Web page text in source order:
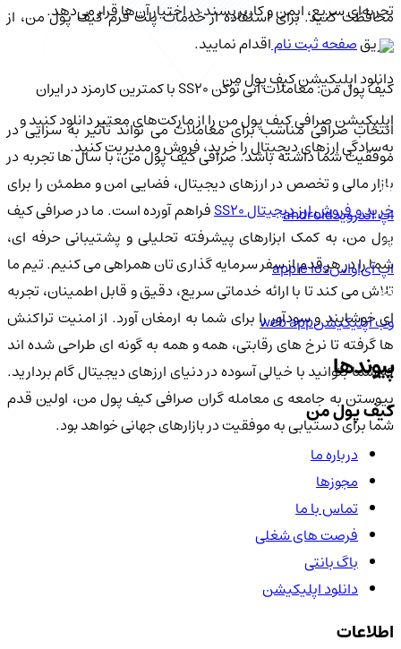
محافظت کنید. برای استفاده از خدمات پلت فرم کیف پول من، از
طریقصفحه ثبت ناماقدام نمایید.
کیف پول من: معاملات آنی توکن SS20 با کمترین کارمزد در ایران
انتخاب صرافی مناسب برای معاملات می تواند تأثیر به سزایی در
موفقیت شما داشته باشد. صرافی کیف پول من، با سال ها تجربه در
بازار مالی و تخصص در ارزهای دیجیتال، فضایی امن و مطمئن را برای
خرید و فروش ارز دیجیتال SS20
فراهم آورده است. ما در صرافی کیف
پول من، به کمک ابزارهای پیشرفته تحلیلی و پشتیبانی حرفه ای،
شما را در هر قدم از سفر سرمایه گذاری تان همراهی می کنیم. تیم ما
تلاش می کند تا با ارائه خدماتی سریع، دقیق و قابل اطمینان، تجربه
ای خوشایند و سودآور را برای شما به ارمغان آورد. از امنیت تراکنش
ها گرفته تا نرخ های رقابتی، همه و همه به گونه ای طراحی شده اند
که شما بتوانید با خیالی آسوده در دنیای ارزهای دیجیتال گام بردارید.
پیوستن به جامعه ی معامله گران صرافی کیف پول من، اولین قدم
شما برای دستیابی به موفقیت در بازارهای جهانی خواهد بود.
تجربه‌ای سریع، ایمن و کاربرپسند در اختیار آن‌ها قرار می‌دهد.
دانلود اپلیکیشن کیف‌ پول من
اپلیکیشن صرافی کیف پول من را از مارکت‌های معتبر دانلود کنید و
به‌سادگی ارزهای دیجیتال را خرید، فروش و مدیریت کنید.
اپ اندرویدandroid
اپ آی‌او‌اسapple ios
وب اپلیکیشنweb app
پیوندها
کیف پول من
درباره ما
مجوزها
تماس با ما
فرصت های شغلی
باگ بانتی
دانلود اپلیکیشن
اطلاعات